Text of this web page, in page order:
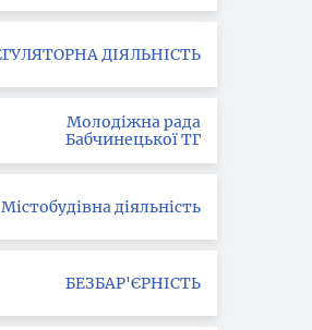
РЕГУЛЯТОРНА ДІЯЛЬНІСТЬ
Молодіжна рада
Бабчинецької ТГ
Містобудівна діяльність
БЕЗБАР'ЄРНІСТЬ